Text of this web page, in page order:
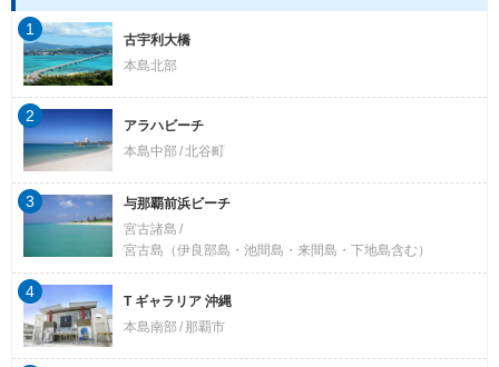
古宇利大橋
本島北部
1
アラハビーチ
本島中部 北谷町
2
与那覇前浜ビーチ
宮古諸島
宮古島（伊良部島・池間島・来間島・下地島含む）
3
T ギャラリア 沖縄
本島南部
那覇市
4